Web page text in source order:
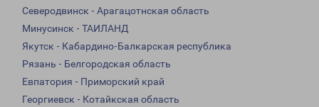
Северодвинск - Арагацотнская область
Минусинск - ТАИЛАНД
Якутск - Кабардино-Балкарская республика
Рязань - Белгородская область
Евпатория - Приморский край
Георгиевск - Котайкская область